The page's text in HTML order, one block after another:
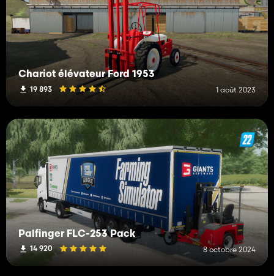
Chariot élévateur Ford 1953
19 893 1 août 2023
Palfinger FLC-253 Pack
14 920 8 octobre 2024